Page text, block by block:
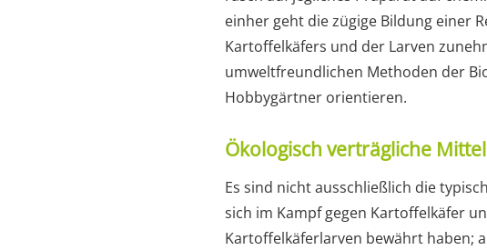
einher geht die zügige Bildung einer
Kartoffelkäfers und der Larven
umweltfreundlichen Methoden der
Hobbygärtner orientieren.
Ökologisch verträgliche Mittel
Es sind nicht ausschließlich die
sich im Kampf gegen Kartoffelkäfer
Kartoffelkäferlarven bewährt haben;